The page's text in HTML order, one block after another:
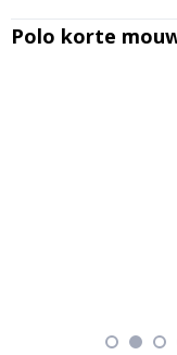
Polo korte